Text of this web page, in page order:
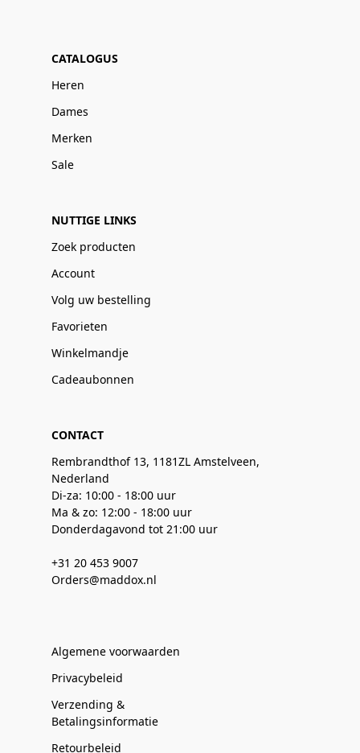
CATALOGUS
Heren
Dames
Merken
Sale
NUTTIGE LINKS
Zoek producten
Account
Volg uw bestelling
Favorieten
Winkelmandje
Cadeaubonnen
CONTACT
Rembrandthof 13, 1181ZL Amstelveen,
Nederland
Di-za: 10:00 - 18:00 uur
Ma & zo: 12:00 - 18:00 uur
Donderdagavond tot 21:00 uur
+31 20 453 9007
Orders@maddox.nl
Algemene voorwaarden
Privacybeleid
Verzending &
Betalingsinformatie
Retourbeleid